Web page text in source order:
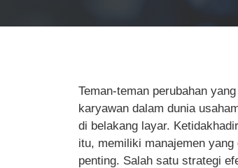
Teman-teman perubahan
karyawan dalam dunia
di belakang layar.
itu, memiliki manajemen
penting. Salah satu strategi